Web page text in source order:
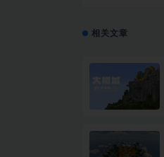
相关文章